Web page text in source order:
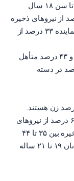
۳۷ درصد از نیروهای ذخیره دارای فرزند تا سن ۱۸ سال
اضافی نشان می‌دهد که ۸۹ درصد از نیروهای ذخیره
که والدین هستند، دارای فرزند تا سن ۱۲ سال (نماینده ۳۳ درصد از
۵۳ درصد از نیروهای ذخیره مجرد و ۴۳ درصد متأهل
از نیروهای ذخیره مطلقه و ۱ درصد در دسته
مسلط‌ترین گروه سنی ۲۲ تا ۳۴ سال است که ۶۲ درصد از نیروهای
ذخیره را تشکیل می‌دهد. ۲۱ درصد از نیروهای ذخیره بین ۳۵ تا ۴۴
سال، ۱۲ درصد بین ۴۵ تا ۶۶ سال و ۵ درصد جوانان ۱۹ تا ۲۱ ساله